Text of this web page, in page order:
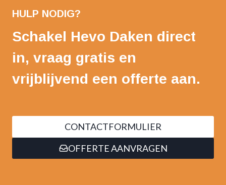
HULP NODIG?
Schakel Hevo Daken direct
in, vraag gratis en
vrijblijvend een offerte aan.
CONTACTFORMULIER
OFFERTE AANVRAGEN